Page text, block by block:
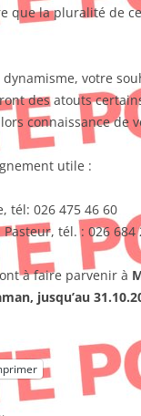
que la pluralité de
dynamisme, votre
des atouts
connaissance de
utile :
tél: 026 475 46 60
tél. : 026 684
à faire parvenir à
jusqu’au